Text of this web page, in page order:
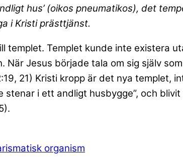
hus’ (oikos pneumatikos), det
i Kristi prästtjänst.
templet. Templet kunde inte existera
Jesus började tala om sig själv
21) Kristi kropp är det nya
stenar i ett andligt husbygge”, och
organism